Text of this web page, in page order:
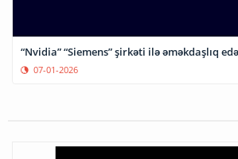
“Nvidia” “Siemens” şirkəti ilə əməkdaşlıq
07-01-2026